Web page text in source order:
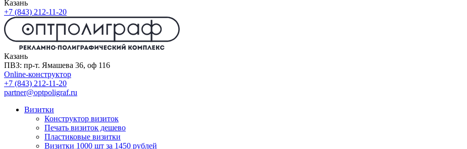
Казань
+7 (843) 212-11-20
Казань
ПВЗ: пр-т. Ямашева 36, оф 116
Online-конструктор
+7 (843) 212-11-20
partner@optpoligraf.ru
Визитки
Конструктор визиток
Печать визиток дешево
Пластиковые визитки
Визитки 1000 шт за 1450 рублей